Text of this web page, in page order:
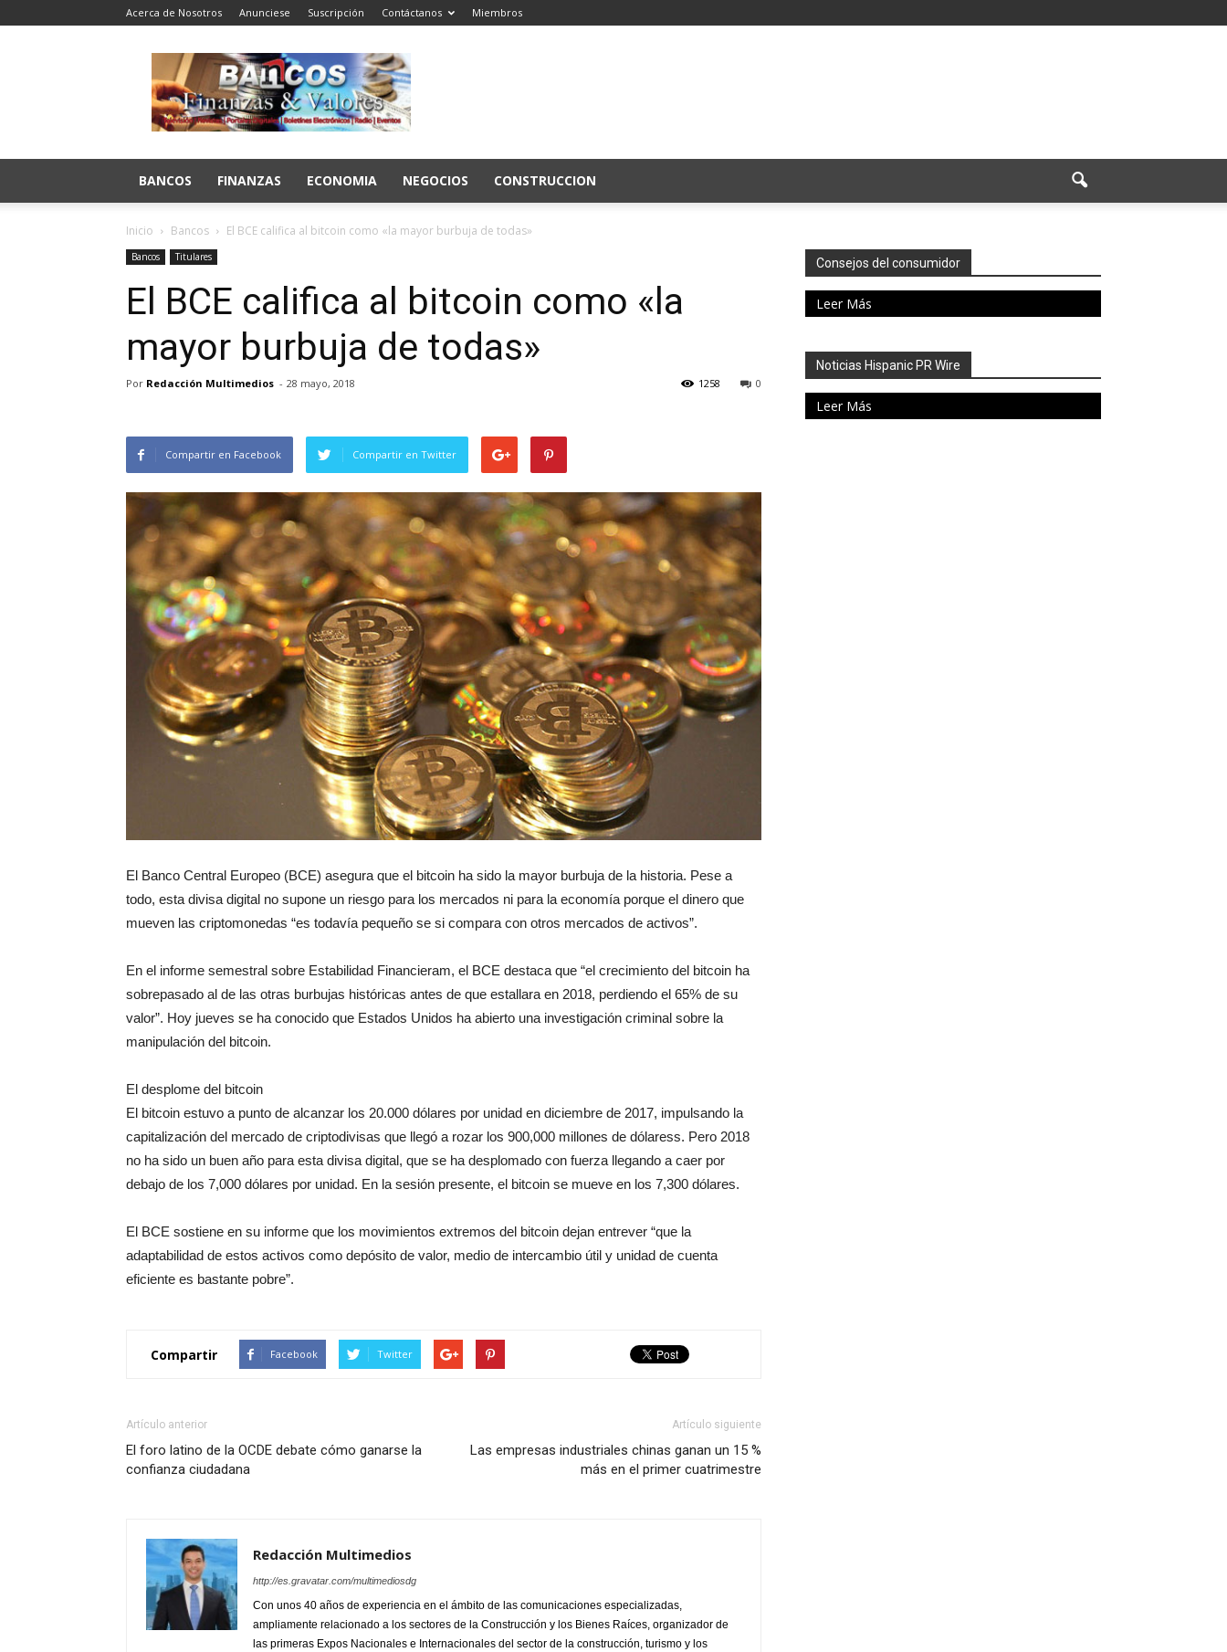
Acerca de Nosotros Anunciese Suscripción Contáctanos Miembros
Bancos
Finanzas
y
Valores
BANCOS FINANZAS ECONOMIA NEGOCIOS CONSTRUCCION
Inicio Bancos El BCE califica al bitcoin como «la mayor burbuja de todas»
Bancos Titulares
El BCE califica al bitcoin como «la
mayor burbuja de todas»
Por Redacción Multimedios - 28 mayo, 2018 0
1258
Compartir en Facebook Compartir en Twitter
El Banco Central Europeo (BCE) asegura que el bitcoin ha sido la mayor burbuja de la historia. Pese a
todo, esta divisa digital no supone un riesgo para los mercados ni para la economía porque el dinero que
mueven las criptomonedas “es todavía pequeño se si compara con otros mercados de activos”.
En el informe semestral sobre Estabilidad Financieram, el BCE destaca que “el crecimiento del bitcoin ha
sobrepasado al de las otras burbujas históricas antes de que estallara en 2018, perdiendo el 65% de su
valor”. Hoy jueves se ha conocido que Estados Unidos ha abierto una investigación criminal sobre la
manipulación del bitcoin.
El desplome del bitcoin
El bitcoin estuvo a punto de alcanzar los 20.000 dólares por unidad en diciembre de 2017, impulsando la
capitalización del mercado de criptodivisas que llegó a rozar los 900,000 millones de dólaress. Pero 2018
no ha sido un buen año para esta divisa digital, que se ha desplomado con fuerza llegando a caer por
debajo de los 7,000 dólares por unidad. En la sesión presente, el bitcoin se mueve en los 7,300 dólares.
El BCE sostiene en su informe que los movimientos extremos del bitcoin dejan entrever “que la
adaptabilidad de estos activos como depósito de valor, medio de intercambio útil y unidad de cuenta
eficiente es bastante pobre”.
Compartir Facebook Twitter
Artículo anterior
El foro latino de la OCDE debate cómo ganarse la
confianza ciudadana
Artículo siguiente
Las empresas industriales chinas ganan un 15 %
más en el primer cuatrimestre
Redacción Multimedios
http://es.gravatar.com/multimediosdg
Con unos 40 años de experiencia en el ámbito de las comunicaciones especializadas,
ampliamente relacionado a los sectores de la Construcción y los Bienes Raíces, organizador de
las primeras Expos Nacionales e Internacionales del sector de la construcción, turismo y los
Consejos del consumidor
Leer Más
Noticias Hispanic PR Wire
Leer Más